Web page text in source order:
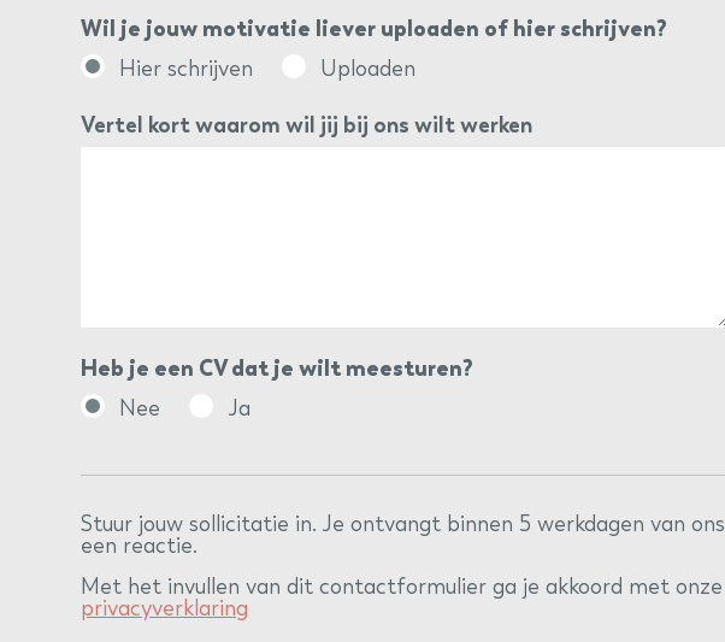
Wil je jouw motivatie liever uploaden of hier schrijven?
Hier schrijven
Uploaden
Vertel kort waarom wil jij bij ons wilt werken
Heb je een CV dat je wilt meesturen?
Nee
Ja
Stuur jouw sollicitatie in. Je ontvangt binnen 5 werkdagen van ons
een reactie.
Met het invullen van dit contactformulier ga je akkoord met onze
privacyverklaring